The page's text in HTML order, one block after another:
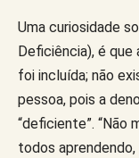
Uma curiosidade
Deficiência), é que
foi incluída; não
pessoa, pois a
“deficiente”. “Não
todos